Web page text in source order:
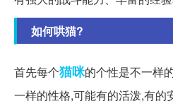
如何哄猫?
首先每个猫咪的个性是不一样
一样的性格,可能有的活泼,有的